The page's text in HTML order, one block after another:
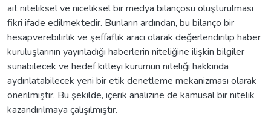
ait niteliksel ve niceliksel bir medya bilançosu oluşturulması
fikri ifade edilmektedir. Bunların ardından, bu bilanço bir
hesapverebilirlik ve şeffaflık aracı olarak değerlendirilip haber
kuruluşlarının yayınladığı haberlerin niteliğine ilişkin bilgiler
sunabilecek ve hedef kitleyi kurumun niteliği hakkında
aydınlatabilecek yeni bir etik denetleme mekanizması olarak
önerilmiştir. Bu şekilde, içerik analizine de kamusal bir nitelik
kazandırılmaya çalışılmıştır.